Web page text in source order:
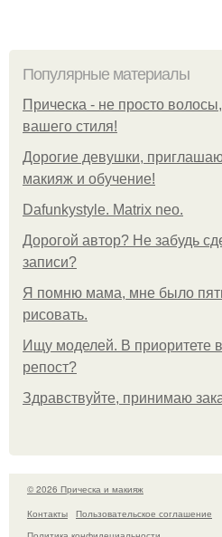
Популярные материалы
Прическа - не просто
вашего стиля!
Дорогие девушки,
макияж и обучение!
Dafunkystyle. Matrix neo.
Дорогой автор? Не забудь
записи?
Я помню мама, мне было
рисовать.
Ищу моделей. В приоритете
репост?
Здравствуйте, принимаю
© 2026 Прическа и макияж
Контакты
Пользовательское соглашение